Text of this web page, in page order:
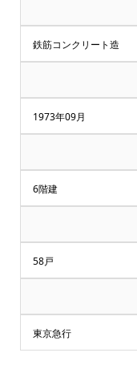
鉄筋コンクリート造
1973年09月
6階建
58戸
東京急行